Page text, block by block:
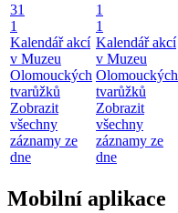
31
1
Kalendář akcí
v Muzeu
Olomouckých
tvarůžků
Zobrazit
všechny
záznamy ze
dne
1
1
Kalendář akcí
v Muzeu
Olomouckých
tvarůžků
Zobrazit
všechny
záznamy ze
dne
Mobilní aplikace